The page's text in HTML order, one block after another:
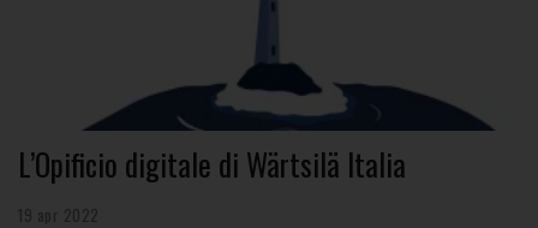
L’Opificio digitale di Wärtsilä Italia
19 apr 2022